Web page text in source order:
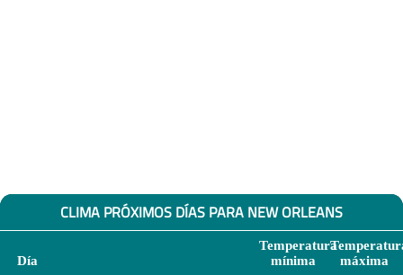
CLIMA PRÓXIMOS DÍAS PARA NEW ORLEANS
Día
Temperatura
mínima
máxima